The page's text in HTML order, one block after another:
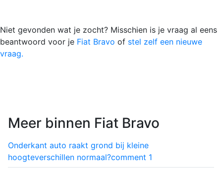
Niet gevonden wat je zocht? Misschien is je vraag al eens
beantwoord voor je Fiat Bravo of stel zelf een nieuwe
vraag.
Meer binnen Fiat Bravo
Onderkant auto raakt grond bij kleine
hoogteverschillen normaal?comment 1